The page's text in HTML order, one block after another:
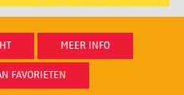
MEER INFO
FAVORIETEN